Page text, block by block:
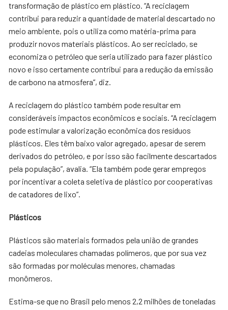
transformação de plástico em plástico. “A reciclagem
contribui para reduzir a quantidade de material descartado no
meio ambiente, pois o utiliza como matéria-prima para
produzir novos materiais plásticos. Ao ser reciclado, se
economiza o petróleo que seria utilizado para fazer plástico
novo e isso certamente contribui para a redução da emissão
de carbono na atmosfera”, diz.
A reciclagem do plástico também pode resultar em
consideráveis impactos econômicos e sociais. “A reciclagem
pode estimular a valorização econômica dos resíduos
plásticos. Eles têm baixo valor agregado, apesar de serem
derivados do petróleo, e por isso são facilmente descartados
pela população”, avalia. “Ela também pode gerar empregos
por incentivar a coleta seletiva de plástico por cooperativas
de catadores de lixo”.
Plásticos
Plásticos são materiais formados pela união de grandes
cadeias moleculares chamadas polímeros, que por sua vez
são formadas por moléculas menores, chamadas
monômeros.
Estima-se que no Brasil pelo menos 2,2 milhões de toneladas